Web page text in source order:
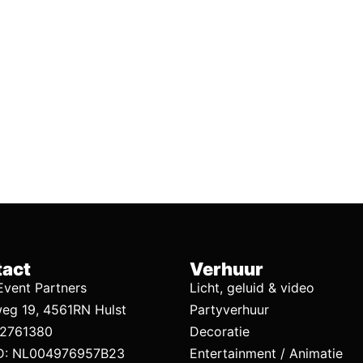
Partners
19, 4561RN Hulst
NL004976957B23
Verhuur
Licht, geluid & video
Partyverhuur
Decoratie
Entertainment / Animatie